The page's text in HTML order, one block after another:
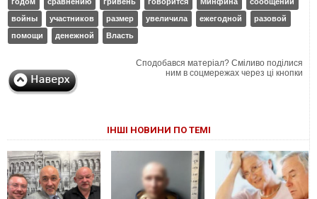
войны
участников размер увеличила ежегодной
разовой
помощи
денежной Власть
Сподобався матеріал? Сміливо поділися
ним в соцмережах через ці кнопки
ІНШІ НОВИНИ ПО ТЕМІ